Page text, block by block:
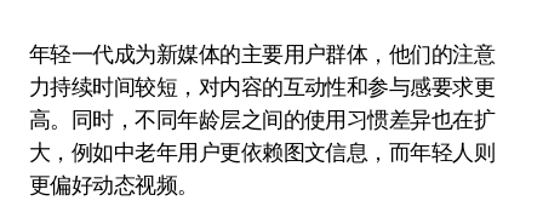
年轻一代成为新媒体的主要用户群体，他们的注意
力持续时间较短，对内容的互动性和参与感要求更
高。同时，不同年龄层之间的使用习惯差异也在扩
大，例如中老年用户更依赖图文信息，而年轻人则
更偏好动态视频。